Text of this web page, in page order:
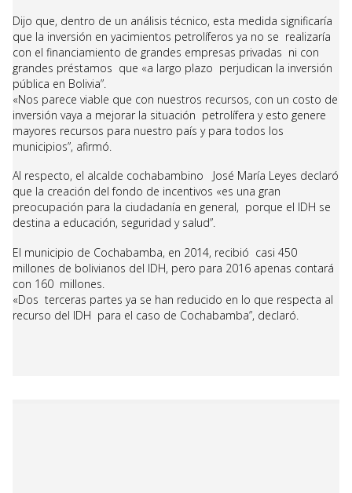
Dijo que, dentro de un análisis técnico, esta medida significaría
que la inversión en yacimientos petrolíferos ya no se realizaría
con el financiamiento de grandes empresas privadas ni con
grandes préstamos que «a largo plazo perjudican la inversión
pública en Bolivia”.
«Nos parece viable que con nuestros recursos, con un costo de
inversión vaya a mejorar la situación petrolífera y esto genere
mayores recursos para nuestro país y para todos los
municipios”, afirmó.
Al respecto, el alcalde cochabambino José María Leyes declaró
que la creación del fondo de incentivos «es una gran
preocupación para la ciudadanía en general, porque el IDH se
destina a educación, seguridad y salud”.
El municipio de Cochabamba, en 2014, recibió casi 450
millones de bolivianos del IDH, pero para 2016 apenas contará
con 160 millones.
«Dos terceras partes ya se han reducido en lo que respecta al
recurso del IDH para el caso de Cochabamba”, declaró.